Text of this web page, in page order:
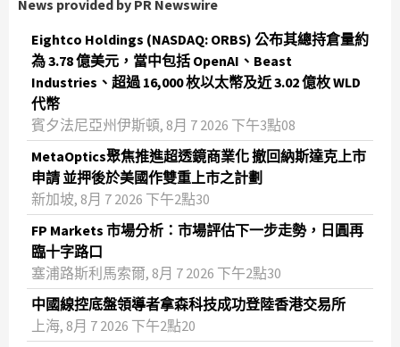
News provided by PR Newswire
Eightco Holdings (NASDAQ: ORBS) 公布其總持倉量約
為 3.78 億美元，當中包括 OpenAI、Beast
Industries、超過 16,000 枚以太幣及近 3.02 億枚 WLD
代幣
賓夕法尼亞州伊斯頓, 8月 7 2026 下午3點08
MetaOptics聚焦推進超透鏡商業化 撤回納斯達克上市
申請 並押後於美國作雙重上市之計劃
新加坡, 8月 7 2026 下午2點30
FP Markets 市場分析：市場評估下一步走勢，日圓再
臨十字路口
塞浦路斯利馬索爾, 8月 7 2026 下午2點30
中國線控底盤領導者拿森科技成功登陸香港交易所
上海, 8月 7 2026 下午2點20